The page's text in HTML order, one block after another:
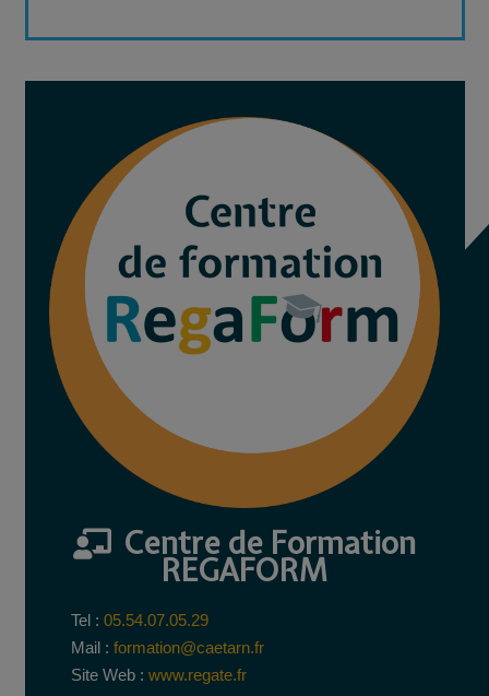
Centre de Formation
REGAFORM
Tel : 05.54.07.05.29
Mail : formation@caetarn.fr
Site Web : www.regate.fr